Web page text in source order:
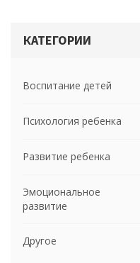
КАТЕГОРИИ
Воспитание детей
Психология ребенка
Развитие ребенка
Эмоциональное
развитие
Другое